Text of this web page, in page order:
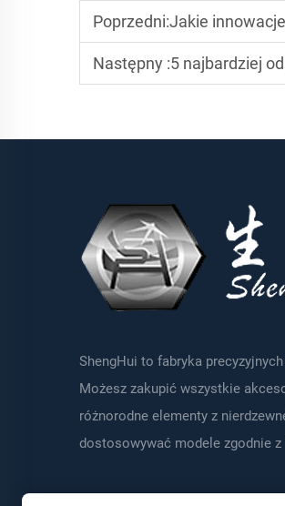
Poprzedni:Jakie
Następny :5 najbardziej
ShengHui to fabryka
Możesz zakupić wszystkie
różnorodne elementy z
dostosowywać modele zgodnie